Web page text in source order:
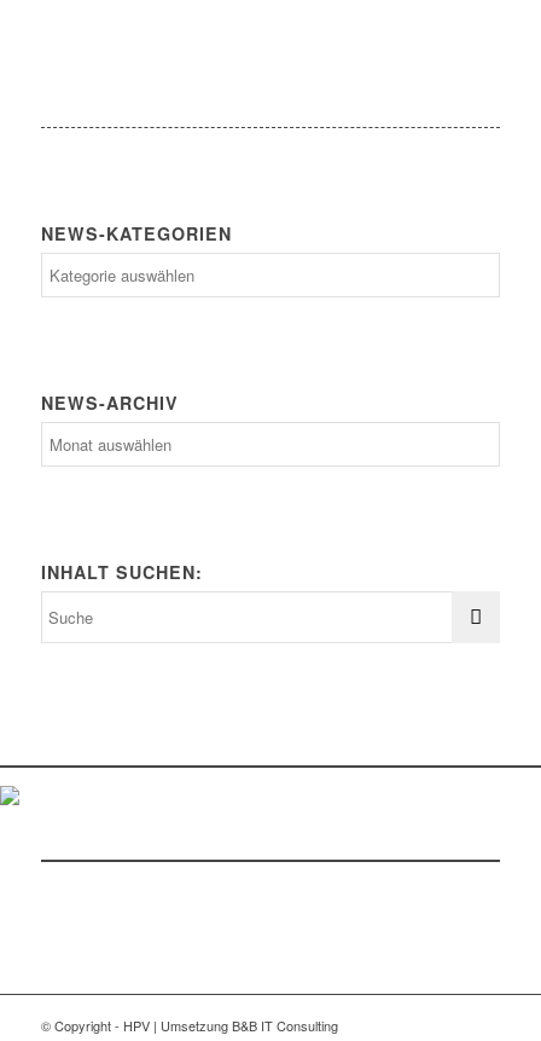
NEWS-KATEGORIEN
Kategorien
NEWS-ARCHIV
INHALT SUCHEN:
© Copyright - HPV | Umsetzung B&B IT Consulting